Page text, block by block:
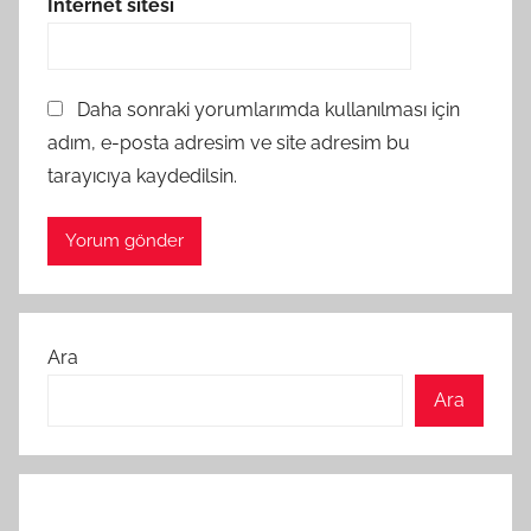
İnternet sitesi
Daha sonraki yorumlarımda kullanılması için
adım, e-posta adresim ve site adresim bu
tarayıcıya kaydedilsin.
Ara
Ara